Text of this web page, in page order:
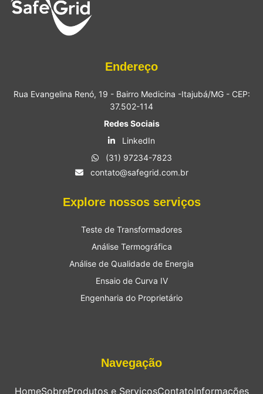
Endereço
Rua Evangelina Renó, 19 - Bairro Medicina -Itajubá/MG - CEP:
37.502-114
Redes Sociais
LinkedIn
(31) 97234-7823
contato@safegrid.com.br
Explore nossos serviços
Teste de Transformadores
Análise Termográfica
Análise de Qualidade de Energia
Ensaio de Curva IV
Engenharia do Proprietário
Navegação
HomeSobreProdutos e ServiçosContatoInformações